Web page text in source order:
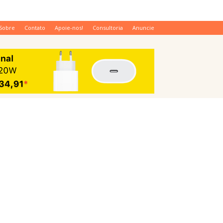
Sobre Contato Apoie-nos! Consultoria Anuncie